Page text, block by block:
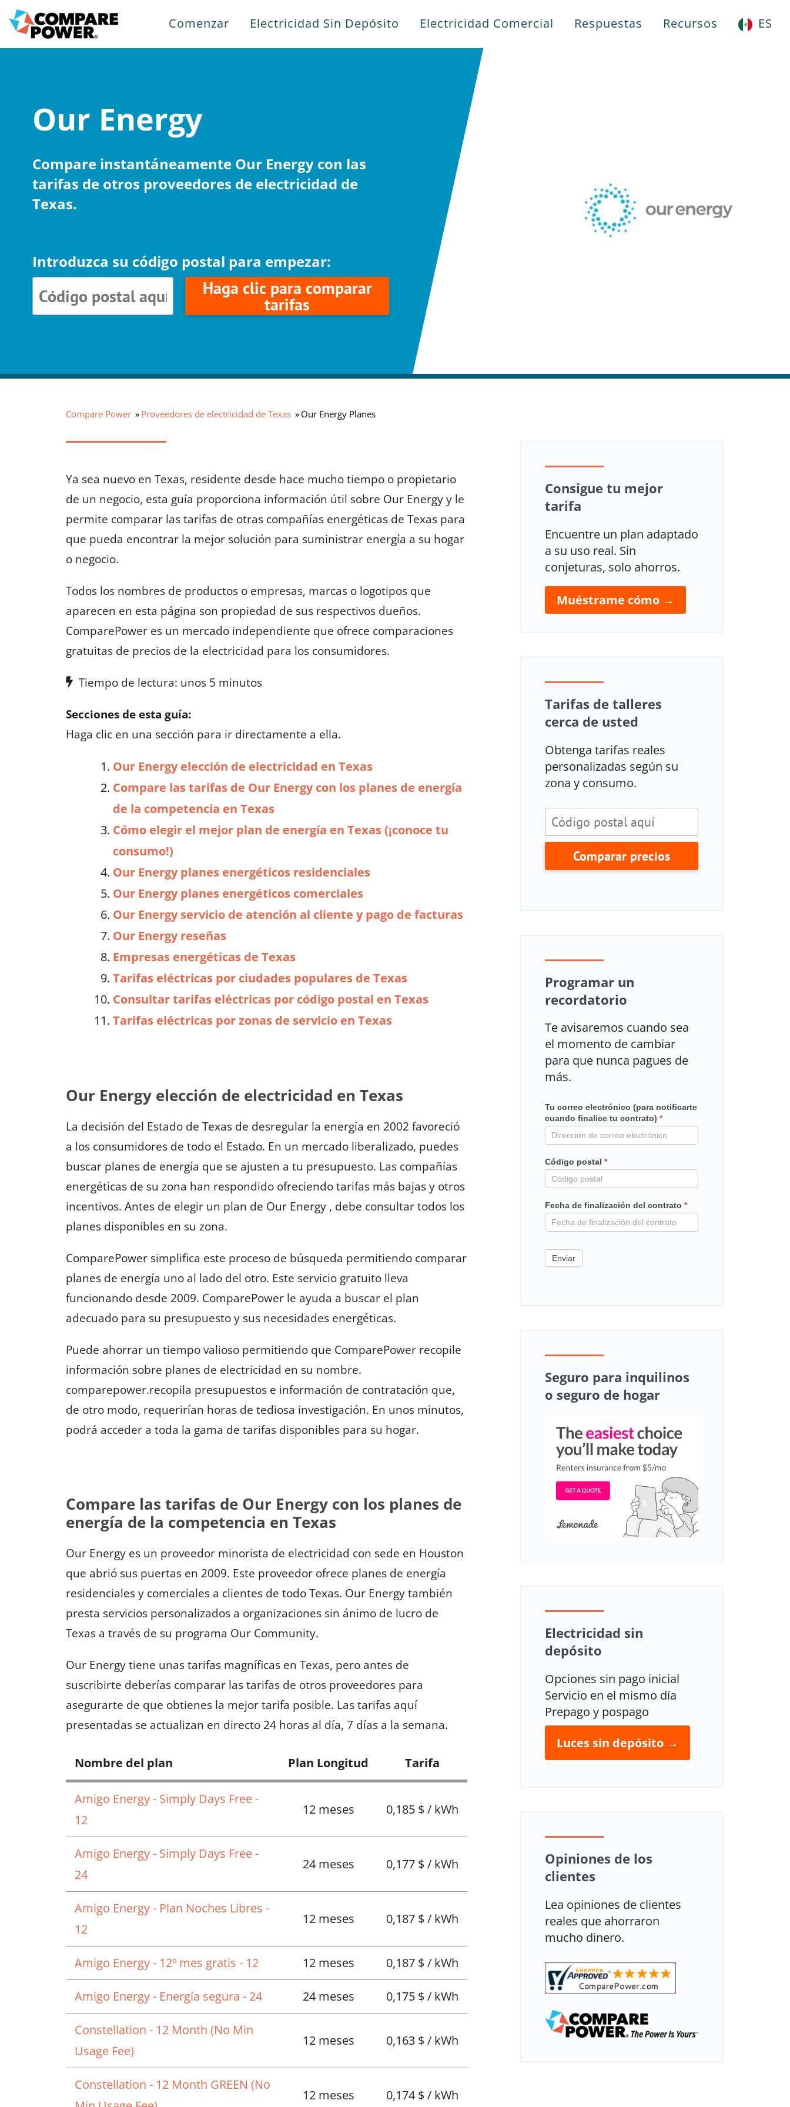
Comenzar Electricidad Sin Depósito Electricidad Comercial Respuestas Recursos ES
Our Energy
Compare instantáneamente Our Energy con las
tarifas de otros proveedores de electricidad de
Texas.
Introduzca su código postal para empezar:
Haga clic para comparar
tarifas
Compare Power Proveedores de electricidad de Texas Our Energy Planes
Ya sea nuevo en Texas, residente desde hace mucho tiempo o propietario
de un negocio, esta guía proporciona información útil sobre Our Energy y le
permite comparar las tarifas de otras compañías energéticas de Texas para
que pueda encontrar la mejor solución para suministrar energía a su hogar
o negocio.
Todos los nombres de productos o empresas, marcas o logotipos que
aparecen en esta página son propiedad de sus respectivos dueños.
ComparePower es un mercado independiente que ofrece comparaciones
gratuitas de precios de la electricidad para los consumidores.
Tiempo de lectura: unos 5 minutos
Secciones de esta guía:
Haga clic en una sección para ir directamente a ella.
Our Energy elección de electricidad en Texas
Compare las tarifas de Our Energy con los planes de energía
de la competencia en Texas
Cómo elegir el mejor plan de energía en Texas (¡conoce tu
consumo!)
Our Energy planes energéticos residenciales
Our Energy planes energéticos comerciales
Our Energy servicio de atención al cliente y pago de facturas
Our Energy reseñas
Empresas energéticas de Texas
Tarifas eléctricas por ciudades populares de Texas
Consultar tarifas eléctricas por código postal en Texas
Tarifas eléctricas por zonas de servicio en Texas
Our Energy elección de electricidad en Texas
La decisión del Estado de Texas de desregular la energía en 2002 favoreció
a los consumidores de todo el Estado. En un mercado liberalizado, puedes
buscar planes de energía que se ajusten a tu presupuesto. Las compañías
energéticas de su zona han respondido ofreciendo tarifas más bajas y otros
incentivos. Antes de elegir un plan de Our Energy , debe consultar todos los
planes disponibles en su zona.
ComparePower simplifica este proceso de búsqueda permitiendo comparar
planes de energía uno al lado del otro. Este servicio gratuito lleva
funcionando desde 2009. ComparePower le ayuda a buscar el plan
adecuado para su presupuesto y sus necesidades energéticas.
Puede ahorrar un tiempo valioso permitiendo que ComparePower recopile
información sobre planes de electricidad en su nombre.
comparepower.recopila presupuestos e información de contratación que,
de otro modo, requerirían horas de tediosa investigación. En unos minutos,
podrá acceder a toda la gama de tarifas disponibles para su hogar.
Compare las tarifas de Our Energy con los planes de
energía de la competencia en Texas
Our Energy es un proveedor minorista de electricidad con sede en Houston
que abrió sus puertas en 2009. Este proveedor ofrece planes de energía
residenciales y comerciales a clientes de todo Texas. Our Energy también
presta servicios personalizados a organizaciones sin ánimo de lucro de
Texas a través de su programa Our Community.
Our Energy tiene unas tarifas magníficas en Texas, pero antes de
suscribirte deberías comparar las tarifas de otros proveedores para
asegurarte de que obtienes la mejor tarifa posible. Las tarifas aquí
presentadas se actualizan en directo 24 horas al día, 7 días a la semana.
Nombre del plan Plan Longitud Tarifa
Amigo Energy - Simply Days Free -
12
12 meses 0,185 $ / kWh
Amigo Energy - Simply Days Free -
24
24 meses 0,177 $ / kWh
Amigo Energy - Plan Noches Libres -
12
12 meses 0,187 $ / kWh
Amigo Energy - 12º mes gratis - 12 12 meses 0,187 $ / kWh
Amigo Energy - Energía segura - 24 24 meses 0,175 $ / kWh
Constellation - 12 Month (No Min
Usage Fee)
12 meses 0,163 $ / kWh
Constellation - 12 Month GREEN (No
12 meses 0,174 $ / kWh
Consigue tu mejor
tarifa
Encuentre un plan adaptado
a su uso real. Sin
conjeturas, solo ahorros.
Muéstrame cómo →
Tarifas de talleres
cerca de usted
Obtenga tarifas reales
personalizadas según su
zona y consumo.
Comparar precios
Programar un
recordatorio
Te avisaremos cuando sea
el momento de cambiar
para que nunca pagues de
más.
Mailchimp
en
contrato
Tu correo electrónico (para notificarte
cuando finalice tu contrato) *
Código postal *
Fecha de finalización del contrato *
Enviar
Seguro para inquilinos
o seguro de hogar
Electricidad sin
depósito
Opciones sin pago inicial
Servicio en el mismo día
Prepago y pospago
Luces sin depósito →
Opiniones de los
clientes
Lea opiniones de clientes
reales que ahorraron
mucho dinero.